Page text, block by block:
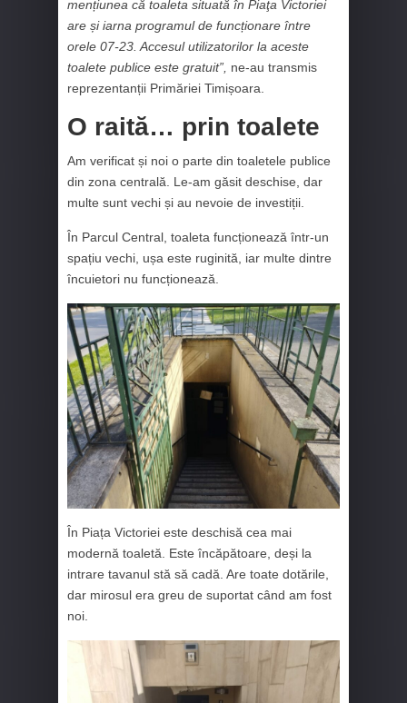
mențiunea că toaleta situată în Piaţa Victoriei
are și iarna programul de funcționare între
orele 07-23. Accesul utilizatorilor la aceste
toalete publice este gratuit”, ne-au transmis
reprezentanții Primăriei Timișoara.
O raită… prin toalete
Am verificat și noi o parte din toaletele publice
din zona centrală. Le-am găsit deschise, dar
multe sunt vechi și au nevoie de investiții.
În Parcul Central, toaleta funcționează într-un
spațiu vechi, ușa este ruginită, iar multe dintre
încuietori nu funcționează.
În Piața Victoriei este deschisă cea mai
modernă toaletă. Este încăpătoare, deși la
intrare tavanul stă să cadă. Are toate dotările,
dar mirosul era greu de suportat când am fost
noi.